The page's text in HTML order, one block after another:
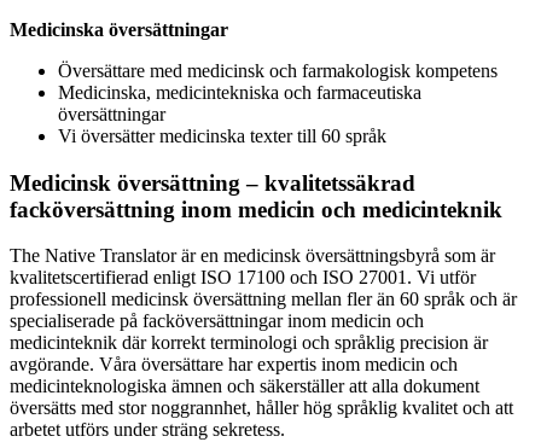
Medicinska översättningar
Översättare med medicinsk och farmakologisk kompetens
Medicinska, medicintekniska och farmaceutiska
översättningar
Vi översätter medicinska texter till 60 språk
Medicinsk översättning – kvalitetssäkrad
facköversättning inom medicin och medicinteknik
The Native Translator är en medicinsk översättningsbyrå som är
kvalitetscertifierad enligt ISO 17100 och ISO 27001. Vi utför
professionell medicinsk översättning mellan fler än 60 språk och är
specialiserade på facköversättningar inom medicin och
medicinteknik där korrekt terminologi och språklig precision är
avgörande. Våra översättare har expertis inom medicin och
medicinteknologiska ämnen och säkerställer att alla dokument
översätts med stor noggrannhet, håller hög språklig kvalitet och att
arbetet utförs under sträng sekretess.